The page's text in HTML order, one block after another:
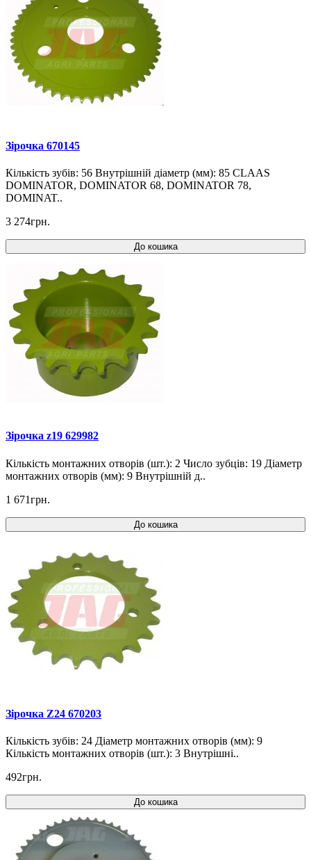
Зірочка 670145
Кількість зубів: 56 Внутрішній діаметр (мм): 85 CLAAS
DOMINATOR, DOMINATOR 68, DOMINATOR 78,
DOMINAT..
3 274грн.
До кошика
Зірочка z19 629982
Кількість монтажних отворів (шт.): 2 Число зубців: 19 Діаметр
монтажних отворів (мм): 9 Внутрішній д..
1 671грн.
До кошика
Зірочка Z24 670203
Кількість зубів: 24 Діаметр монтажних отворів (мм): 9
Кількість монтажних отворів (шт.): 3 Внутрішні..
492грн.
До кошика